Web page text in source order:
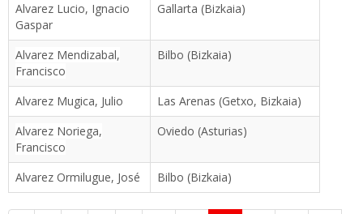
Alvarez Lucio, Ignacio
Gaspar
Gallarta (Bizkaia)
Alvarez Mendizabal,
Francisco
Bilbo (Bizkaia)
Alvarez Mugica, Julio
Las Arenas (Getxo, Bizkaia)
Alvarez Noriega,
Francisco
Oviedo (Asturias)
Alvarez Ormilugue, José Bilbo (Bizkaia)